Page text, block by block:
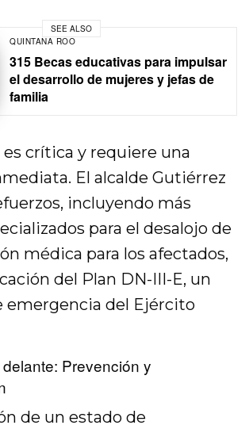
SEE ALSO
QUINTANA ROO
315 Becas educativas para impulsar
el desarrollo de mujeres y jefas de
familia
crítica y requiere una
El alcalde Gutiérrez
incluyendo más
para el desalojo de
médica para los afectados,
del Plan DN-III-E, un
emergencia del Ejército
Prevención y
de un estado de